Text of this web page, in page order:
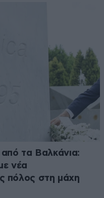
τα Βαλκάνια:
νέα
πόλος στη μάχη